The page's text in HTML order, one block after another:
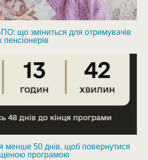
що зміниться для отримувачів
пенсіонерів
менше 50 днів, щоб повернутися
програмою